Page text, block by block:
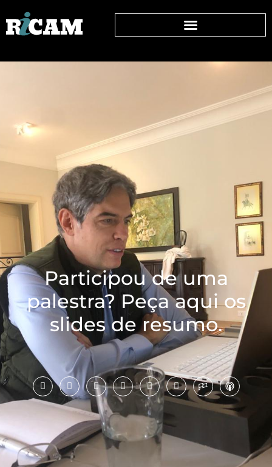
Participou de uma
palestra? Peça aqui os
slides de resumo.